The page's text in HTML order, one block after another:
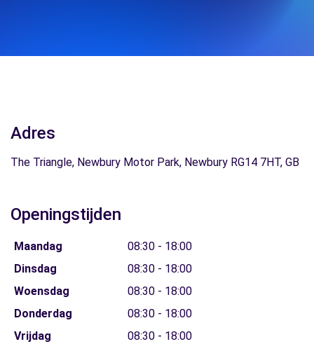
Adres
The Triangle, Newbury Motor Park, Newbury RG14 7HT, GB
Openingstijden
Maandag
08:30 - 18:00
Dinsdag
08:30 - 18:00
Woensdag
08:30 - 18:00
Donderdag
08:30 - 18:00
Vrijdag
08:30 - 18:00